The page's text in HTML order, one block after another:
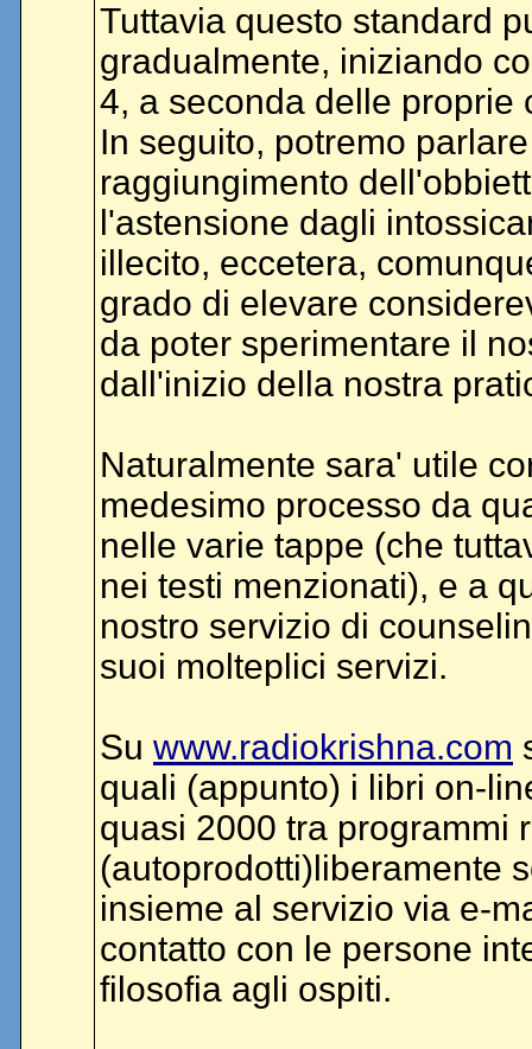
Tuttavia questo standard
gradualmente, iniziando
4, a seconda delle proprie
In seguito, potremo
raggiungimento
l'astensione dagli
illecito, eccetera,
grado di elevare
da poter sperimentare il
dall'inizio della nostra
Naturalmente sara' utile
medesimo processo da
nelle varie tappe (che
nei testi menzionati), e a
nostro servizio di
suoi molteplici servizi.
Su www.radiokrishna.com
quali (appunto) i libri on-
quasi 2000 tra programmi
(autoprodotti)liberamente
insieme al servizio via e-
contatto con le persone
filosofia agli ospiti.